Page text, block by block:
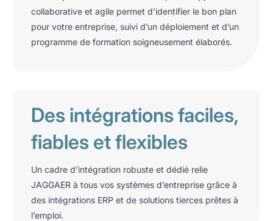
collaborative et agile permet d’identifier le bon plan
pour votre entreprise, suivi d’un déploiement et d’un
programme de formation soigneusement élaborés.
Des intégrations faciles,
fiables et flexibles
Un cadre d’intégration robuste et dédié relie
JAGGAER à tous vos systèmes d’entreprise grâce à
des intégrations ERP et de solutions tierces prêtes à
l’emploi.